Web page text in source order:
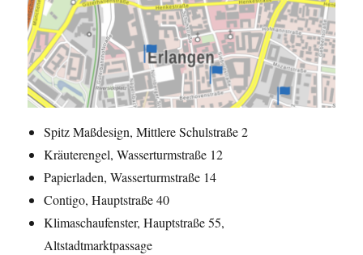
Spitz Maßdesign, Mittlere Schulstraße 2
Kräuterengel, Wasserturmstraße 12
Papierladen, Wasserturmstraße 14
Contigo, Hauptstraße 40
Klimaschaufenster, Hauptstraße 55,
Altstadtmarktpassage